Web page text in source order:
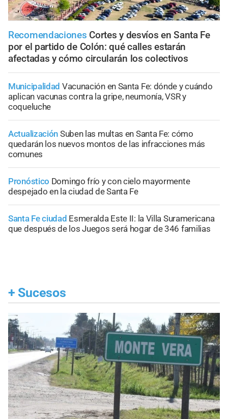
Recomendaciones Cortes y desvíos en Santa Fe
por el partido de Colón: qué calles estarán
afectadas y cómo circularán los colectivos
Municipalidad Vacunación en Santa Fe: dónde y cuándo
aplican vacunas contra la gripe, neumonía, VSR y
coqueluche
Actualización Suben las multas en Santa Fe: cómo
quedarán los nuevos montos de las infracciones más
comunes
Pronóstico Domingo frío y con cielo mayormente
despejado en la ciudad de Santa Fe
Santa Fe ciudad Esmeralda Este II: la Villa Suramericana
que después de los Juegos será hogar de 346 familias
+ Sucesos